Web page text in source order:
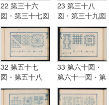
22 第三十六
図・第三十七図
23 第三十八
図・第三十九図
32 第五十七
図・第五十八
図・第五十九図
33 第六十図・
第六十一図・第
六十二図